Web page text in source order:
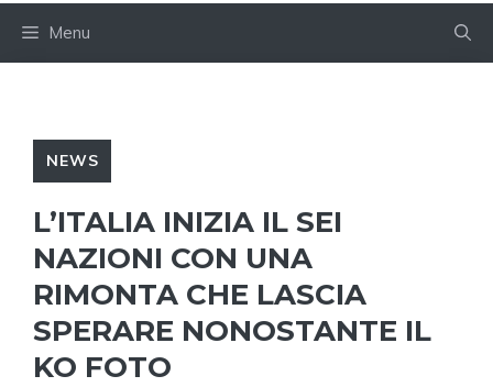
Menu
NEWS
L’ITALIA INIZIA IL SEI
NAZIONI CON UNA
RIMONTA CHE LASCIA
SPERARE NONOSTANTE IL
KO FOTO